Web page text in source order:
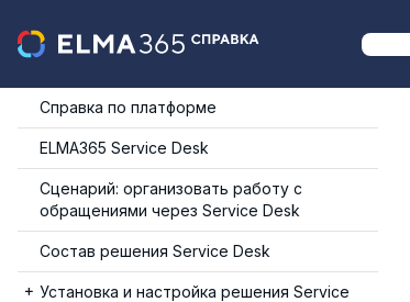
Справка по платформе
ELMA365 Service Desk
Сценарий: организовать работу с
обращениями через Service Desk
Состав решения Service Desk
Установка и настройка решения Service